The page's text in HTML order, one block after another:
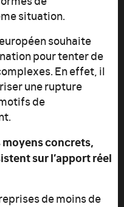
situation.
souhaite
pour tenter de
En effet, il
une rupture
de
moyens concrets,
sur l’apport réel
de moins de